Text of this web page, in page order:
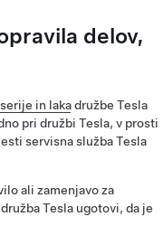
delov,
in lakadružbe Tesla
pri družbi Tesla, v prosti
servisna služba Tesla
ali zamenjavo za
Tesla ugotovi, da je